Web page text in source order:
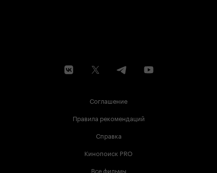
Соглашение
Правила рекомендаций
Справка
Кинопоиск PRO
Все фильмы